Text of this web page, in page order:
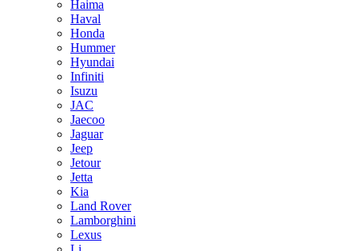
Haima
Haval
Honda
Hummer
Hyundai
Infiniti
Isuzu
JAC
Jaecoo
Jaguar
Jeep
Jetour
Jetta
Kia
Land Rover
Lamborghini
Lexus